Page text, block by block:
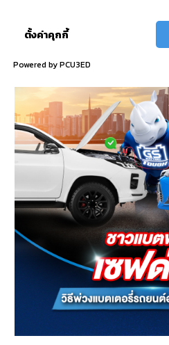
ตั้งค่าคุกกี้
Powered by PCU3ED
เเบต
เต
บริการ
ของ
เรา
ร้าน
แบตเตอรี่
ข่าว
ร่วม
งาน